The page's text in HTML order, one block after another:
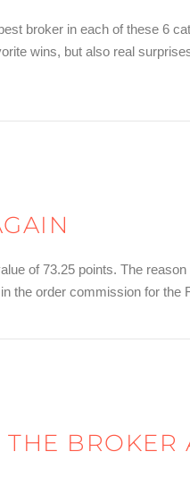
broker in each of these 6
wins, but also real
of 73.25 points. The
the order commission for the
BROKER